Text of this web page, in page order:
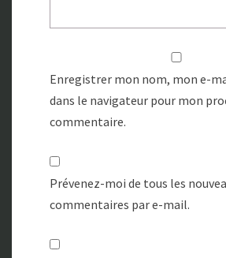
Enregistrer mon nom, mon e-
dans le navigateur pour mon
commentaire.
Prévenez-moi de tous les
commentaires par e-mail.